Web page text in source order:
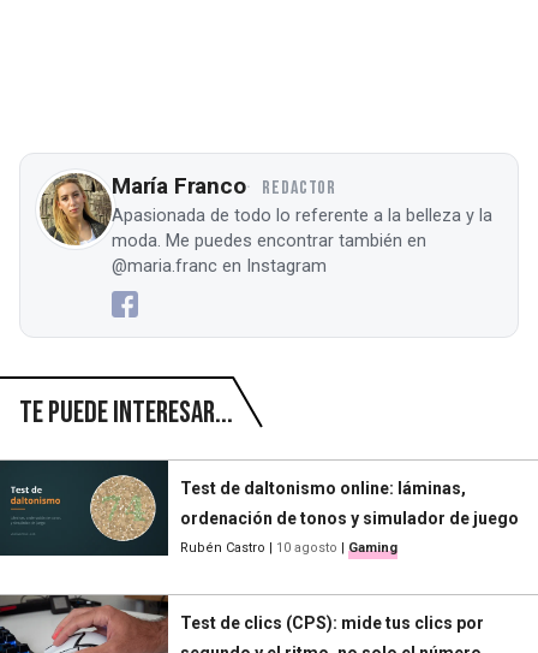
María Franco REDACTOR
Apasionada de todo lo referente a la belleza y la
moda. Me puedes encontrar también en
@maria.franc en Instagram
Te puede interesar...
Test de daltonismo online: láminas,
ordenación de tonos y simulador de juego
Rubén Castro | 10 agosto | Gaming
Test de clics (CPS): mide tus clics por